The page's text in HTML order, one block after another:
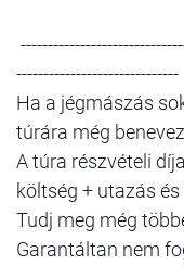
------------------------------
Ha a jégmászás
túrára még
A túra részvételi
költség + utazás
Tudj meg még
Garantáltan nem